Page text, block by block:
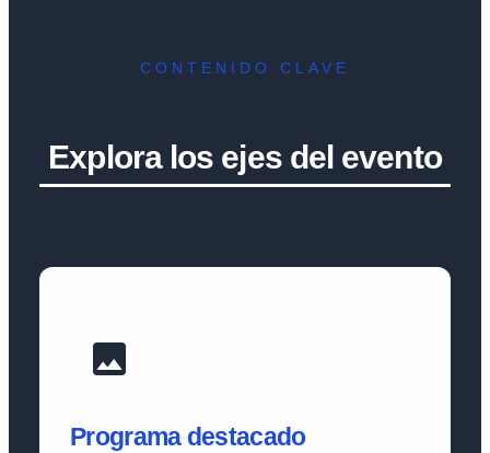
CONTENIDO CLAVE
Explora los ejes del evento
Programa destacado